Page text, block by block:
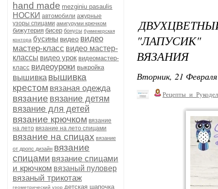
hand made mezginiu pasaulis
НОСКИ автомобили ажурные
узоры спицами амигуруми крючком
бижутерия бисер бонусы букмекерская
контора бусины видео видео
мастер-класс видео мастер-
классы видео урок видеомастер-
класс видеоуроки выкройка
вышивка вышивка
крестом вязаная одежда
вязание вязание детям
вязание для детей
вязание крючком вязание
на лето вязание на лето спицами
вязание на спицах вязание
от дропс дизайн вязание
спицами вязание спицами
и крючком вязаный пуловер
вязаный трикотаж
геометрический узор детская шапочка
ВЯЗАНИЯ
Вторник, 21